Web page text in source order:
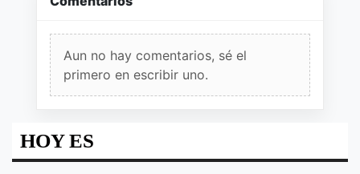
Aun no hay comentarios, sé el
primero en escribir uno.
HOY ES